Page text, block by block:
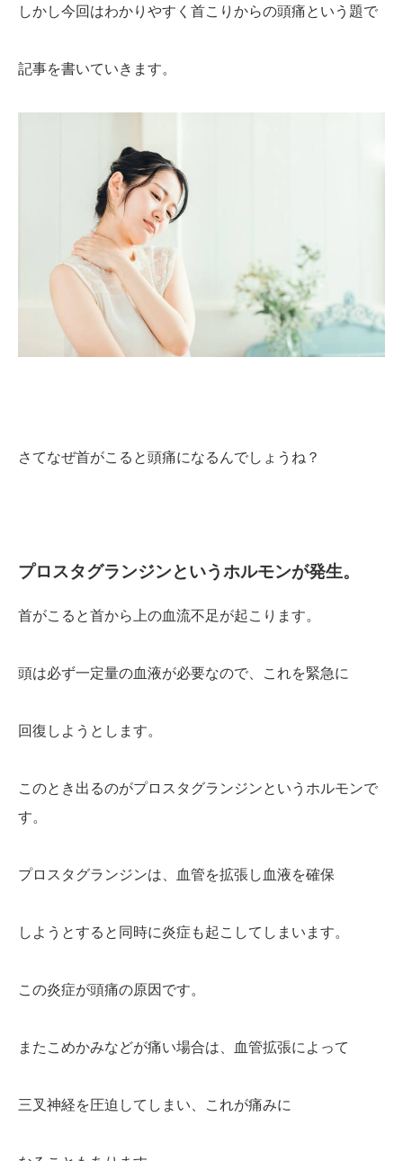
しかし今回はわかりやすく首こりからの頭痛という題で
記事を書いていきます。
さてなぜ首がこると頭痛になるんでしょうね？
プロスタグランジンというホルモンが発生。
首がこると首から上の血流不足が起こります。
頭は必ず一定量の血液が必要なので、これを緊急に
回復しようとします。
このとき出るのがプロスタグランジンというホルモンで
す。
プロスタグランジンは、血管を拡張し血液を確保
しようとすると同時に炎症も起こしてしまいます。
この炎症が頭痛の原因です。
またこめかみなどが痛い場合は、血管拡張によって
三叉神経を圧迫してしまい、これが痛みに